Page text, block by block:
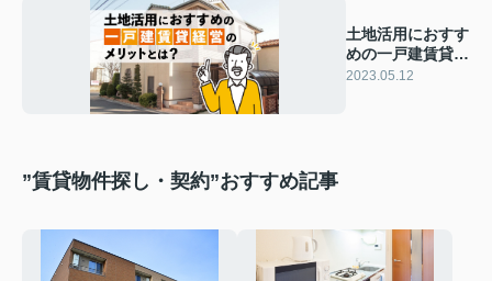
土地活用におすす
めの一戸建賃貸経
営のメリットと
2023.05.12
”賃貸物件探し・契約”おすすめ記事